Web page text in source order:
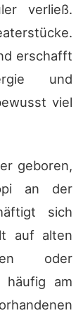
verließ.
erschafft
und
viel
geboren,
an der
sich
auf alten
oder
häufig am